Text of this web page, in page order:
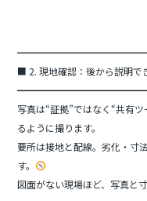
■ 2. 現地確認：後から説明で
写真は“証拠”ではなく“共有
るように撮ります。
要所は接地と配線。劣化・寸
す。
図面がない現場ほど、写真と